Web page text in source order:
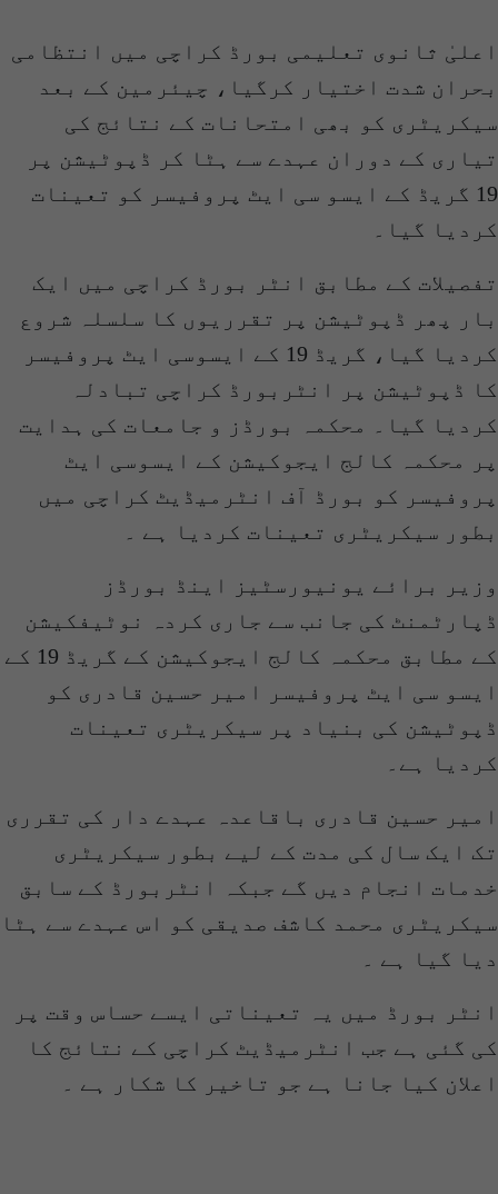
اعلیٰ ثانوی تعلیمی بورڈ کراچی میں انتظامی
بحران شدت اختیار کرگیا، چیئرمین کے بعد
سیکریٹری کو بھی امتحانات کے نتائج کی
تیاری کے دوران عہدے سے ہٹا کر ڈپوٹیشن پر
19 گریڈ کے ایسو سی ایٹ پروفیسر کو تعینات
کردیا گیا۔
تفصیلات کے مطابق انٹر بورڈ کراچی میں ایک
بار پھر ڈپوٹیشن پر تقرریوں کا سلسلہ شروع
کردیا گیا، گریڈ 19 کے ایسوسی ایٹ پروفیسر
کا ڈپوٹیشن پر انٹربورڈ کراچی تبادلہ
کردیا گیا۔ محکمہ بورڈز و جامعات کی ہدایت
پر محکمہ کالج ایجوکیشن کے ایسوسی ایٹ
پروفیسر کو بورڈ آف انٹرمیڈیٹ کراچی میں
بطور سیکریٹری تعینات کردیا ہے ۔
وزیر برائے یونیورسٹیز اینڈ بورڈز
ڈپارٹمنٹ کی جانب سے جاری کردہ نوٹیفکیشن
کے مطابق محکمہ کالج ایجوکیشن کے گریڈ 19 کے
ایسو سی ایٹ پروفیسر امیر حسین قادری کو
ڈپوٹیشن کی بنیاد پر سیکریٹری تعینات
کردیا ہے۔
امیر حسین قادری باقاعدہ عہدے دار کی تقرری
تک ایک سال کی مدت کے لیے بطور سیکریٹری
خدمات انجام دیں گے جبکہ انٹربورڈ کے سابق
سیکریٹری محمد کاشف صدیقی کو اس عہدے سے ہٹا
دیا گیا ہے ۔
انٹر بورڈ میں یہ تعیناتی ایسے حساس وقت پر
کی گئی ہے جب انٹرمیڈیٹ کراچی کے نتائج کا
اعلان کیا جانا ہے جو تاخیر کا شکار ہے ۔